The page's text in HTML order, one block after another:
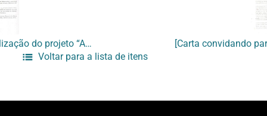
[Carta confirmando a realização do projeto “A paixão do olhar”]
Voltar para a lista de itens